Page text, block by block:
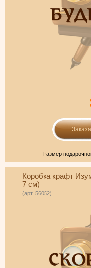
Размер
Коробка крафт
7 см)
(арт. 56052)